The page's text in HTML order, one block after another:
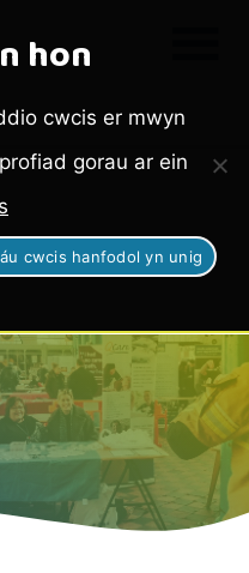
hon
cwcis er mwyn
gorau ar ein
cwcis hanfodol yn unig